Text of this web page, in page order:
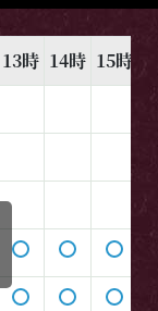
13時 14時 15時